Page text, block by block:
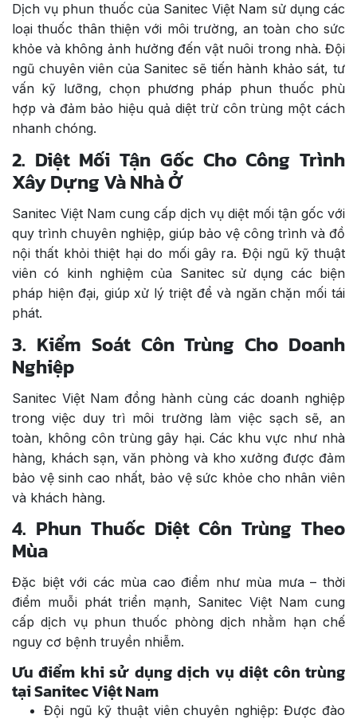
Dịch vụ phun thuốc của Sanitec Việt Nam sử dụng các
loại thuốc thân thiện với môi trường, an toàn cho sức
khỏe và không ảnh hưởng đến vật nuôi trong nhà. Đội
ngũ chuyên viên của Sanitec sẽ tiến hành khảo sát, tư
vấn kỹ lưỡng, chọn phương pháp phun thuốc phù
hợp và đảm bảo hiệu quả diệt trừ côn trùng một cách
nhanh chóng.
2. Diệt Mối Tận Gốc Cho Công Trình
Xây Dựng Và Nhà Ở
Sanitec Việt Nam cung cấp dịch vụ diệt mối tận gốc với
quy trình chuyên nghiệp, giúp bảo vệ công trình và đồ
nội thất khỏi thiệt hại do mối gây ra. Đội ngũ kỹ thuật
viên có kinh nghiệm của Sanitec sử dụng các biện
pháp hiện đại, giúp xử lý triệt để và ngăn chặn mối tái
phát.
3. Kiểm Soát Côn Trùng Cho Doanh
Nghiệp
Sanitec Việt Nam đồng hành cùng các doanh nghiệp
trong việc duy trì môi trường làm việc sạch sẽ, an
toàn, không côn trùng gây hại. Các khu vực như nhà
hàng, khách sạn, văn phòng và kho xưởng được đảm
bảo vệ sinh cao nhất, bảo vệ sức khỏe cho nhân viên
và khách hàng.
4. Phun Thuốc Diệt Côn Trùng Theo
Mùa
Đặc biệt với các mùa cao điểm như mùa mưa – thời
điểm muỗi phát triển mạnh, Sanitec Việt Nam cung
cấp dịch vụ phun thuốc phòng dịch nhằm hạn chế
nguy cơ bệnh truyền nhiễm.
Ưu điểm khi sử dụng dịch vụ diệt côn trùng
tại Sanitec Việt Nam
Đội ngũ kỹ thuật viên chuyên nghiệp: Được đào